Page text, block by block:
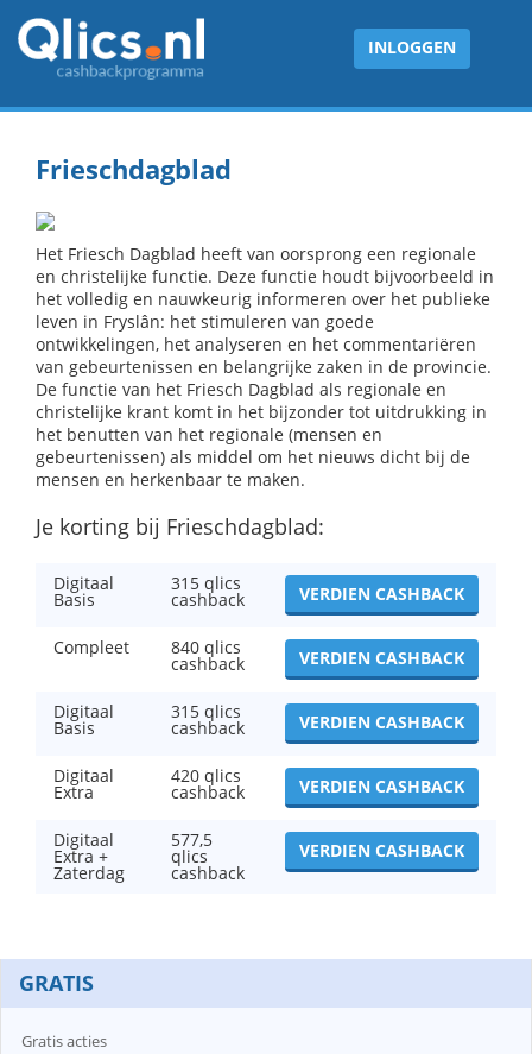
INLOGGEN
Frieschdagblad
Het Friesch Dagblad heeft van oorsprong een regionale
en christelijke functie. Deze functie houdt bijvoorbeeld in
het volledig en nauwkeurig informeren over het publieke
leven in Fryslân: het stimuleren van goede
ontwikkelingen, het analyseren en het commentariëren
van gebeurtenissen en belangrijke zaken in de provincie.
De functie van het Friesch Dagblad als regionale en
christelijke krant komt in het bijzonder tot uitdrukking in
het benutten van het regionale (mensen en
gebeurtenissen) als middel om het nieuws dicht bij de
mensen en herkenbaar te maken.
Je korting bij Frieschdagblad:
Digitaal
Basis
315 qlics
cashback VERDIEN CASHBACK
Compleet 840 qlics
cashback VERDIEN CASHBACK
Digitaal
Basis
315 qlics
cashback VERDIEN CASHBACK
Digitaal
Extra
420 qlics
cashback VERDIEN CASHBACK
Digitaal
Extra +
Zaterdag
577,5
qlics
cashback
VERDIEN CASHBACK
GRATIS
Gratis acties